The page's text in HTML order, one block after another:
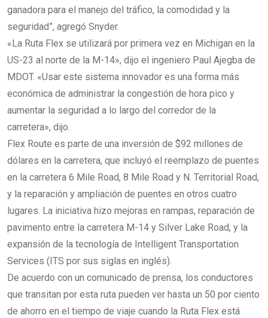
ganadora para el manejo del tráfico, la comodidad y la
seguridad”, agregó Snyder.
«La Ruta Flex se utilizará por primera vez en Michigan en la
US-23 al norte de la M-14», dijo el ingeniero Paul Ajegba de
MDOT. «Usar este sistema innovador es una forma más
económica de administrar la congestión de hora pico y
aumentar la seguridad a lo largo del corredor de la
carretera», dijo.
Flex Route es parte de una inversión de $92 millones de
dólares en la carretera, que incluyó el reemplazo de puentes
en la carretera 6 Mile Road, 8 Mile Road y N. Territorial Road,
y la reparación y ampliación de puentes en otros cuatro
lugares. La iniciativa hizo mejoras en rampas, reparación de
pavimento entre la carretera M-14 y Silver Lake Road, y la
expansión de la tecnología de Intelligent Transportation
Services (ITS por sus siglas en inglés).
De acuerdo con un comunicado de prensa, los conductores
que transitan por esta ruta pueden ver hasta un 50 por ciento
de ahorro en el tiempo de viaje cuando la Ruta Flex está